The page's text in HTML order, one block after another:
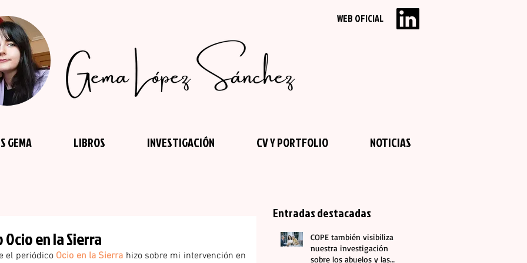
WEB OFICIAL
GEMA LIBROS INVESTIGACIÓN CV Y PORTFOLIO NOTICIAS
en la Sierra
el periódico Ocio en la Sierra hizo sobre mi intervención en
Entradas destacadas
COPE también visibiliza
nuestra investigación
sobre los abuelos y las